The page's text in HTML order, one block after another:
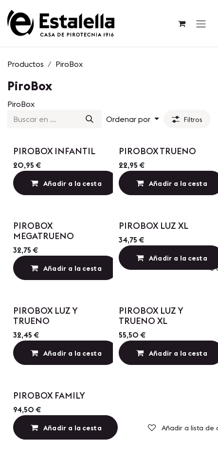
Productos PiroBox
PiroBox
PiroBox
Ordenar por
Filtros
PIROBOX INFANTIL
20,95 €
Añadir a la cesta Añadir a lista de
PIROBOX TRUENO
22,95 €
Añadir a la cesta
PIROBOX
MEGATRUENO
32,75 €
Añadir a la cesta Añadir a lista de
PIROBOX LUZ XL
34,75 €
Añadir a la cesta
PIROBOX LUZ Y
TRUENO
32,45 €
Añadir a la cesta Añadir a lista de
PIROBOX LUZ Y
TRUENO XL
55,50 €
Añadir a la cesta
PIROBOX FAMILY
94,50 €
Añadir a la cesta Añadir a lista de